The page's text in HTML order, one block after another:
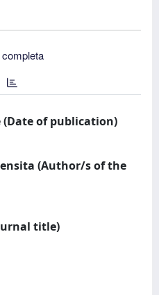
of publication)
(Author/s of the
title)